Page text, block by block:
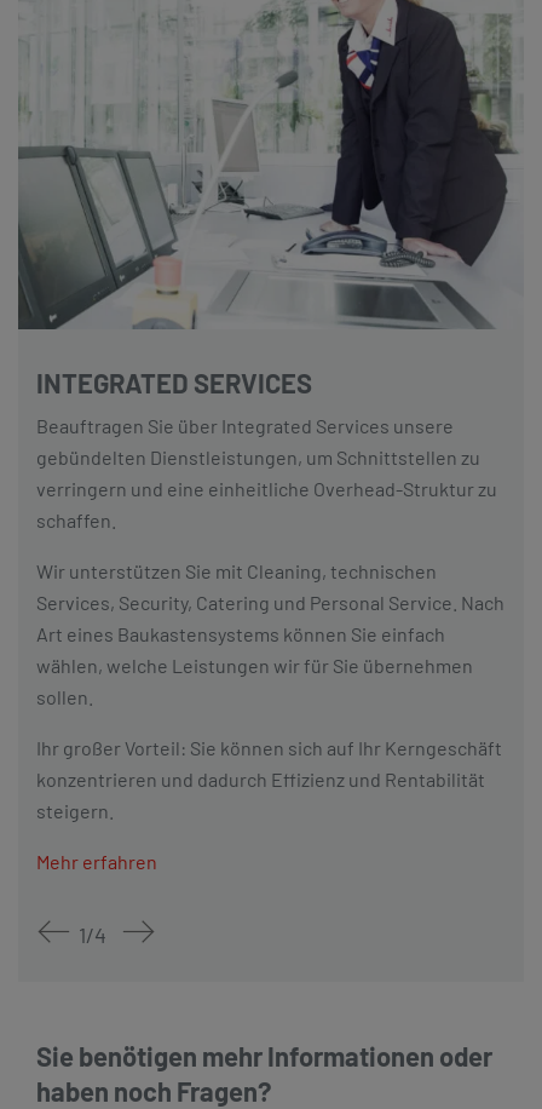
1/4
INTEGRATED SERVICES
Beauftragen Sie über Integrated Services unsere
gebündelten Dienstleistungen, um Schnittstellen zu
verringern und eine einheitliche Overhead-Struktur zu
schaffen.
Wir unterstützen Sie mit Cleaning, technischen
Services, Security, Catering und Personal Service. Nach
Art eines Baukastensystems können Sie einfach
wählen, welche Leistungen wir für Sie übernehmen
sollen.
Ihr großer Vorteil: Sie können sich auf Ihr Kerngeschäft
konzentrieren und dadurch Effizienz und Rentabilität
steigern.
Mehr erfahren
Sie benötigen mehr Informationen oder
haben noch Fragen?